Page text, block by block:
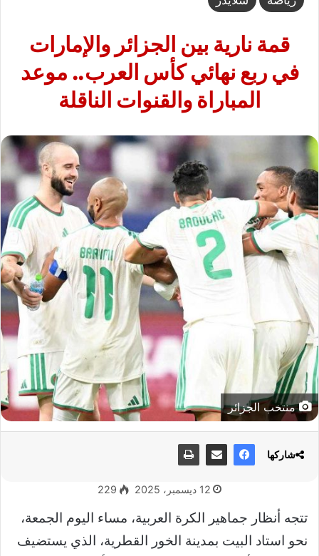
قمة نارية بين الجزائر والإمارات
في ربع نهائي كأس العرب.. موعد
المباراة والقنوات الناقلة
منتخب الجزائر
12 ديسمبر، 2025 229
تتجه أنظار جماهير الكرة العربية، مساء اليوم الجمعة،
نحو استاد البيت بمدينة الخور القطرية، الذي يستضيف
شاركها